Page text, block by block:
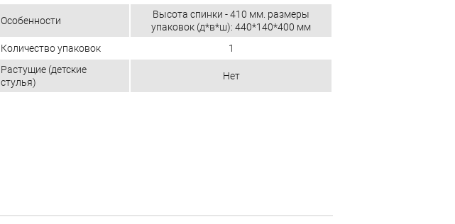
Особенности
Высота спинки - 410 мм. размеры
упаковок (д*в*ш): 440*140*400 мм
Количество упаковок
1
Растущие (детские
стулья)
Нет